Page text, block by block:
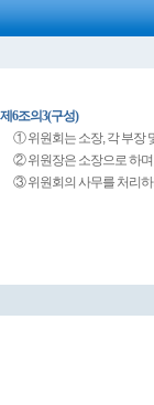
제6조의3(구성)
① 위원회는 소장, 각 부장
② 위원장은 소장으로 하
③ 위원회의 사무를 처리